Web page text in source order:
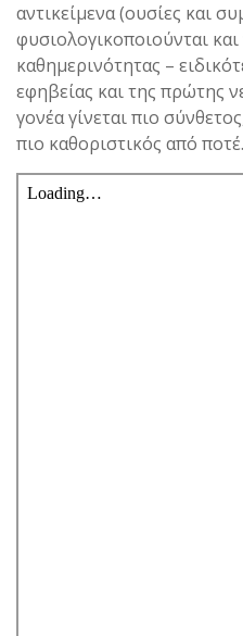
αντικείμενα (ουσίες και
φυσιολογικοποιούνται
καθημερινότητας –
εφηβείας και της πρώτης
γονέα γίνεται πιο
πιο καθοριστικός από ποτέ.